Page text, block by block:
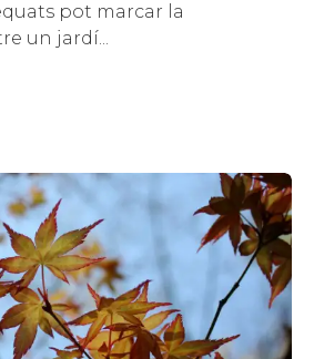
pot marcar la
un jardí...